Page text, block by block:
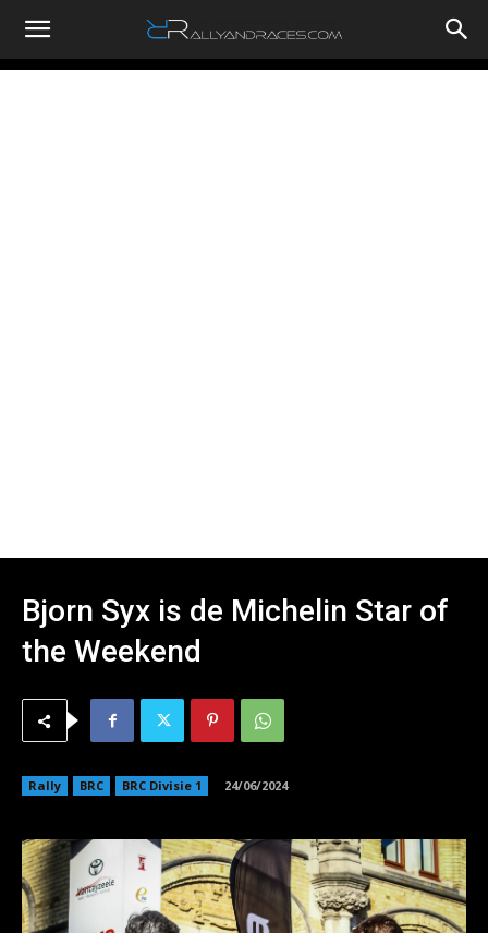
RallyandRaces.com
Bjorn Syx is de Michelin Star of
the Weekend
Rally BRC BRC Divisie 1 24/06/2024